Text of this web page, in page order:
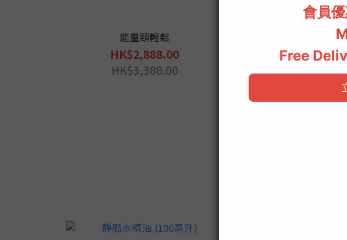
能量頸輕鬆
HK$2,888.00
HK$3,388.00
活腦光能帽
HK$7,098.00
HK$8,348.00